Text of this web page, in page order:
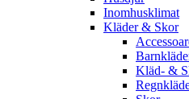
Inomhusklimat
Kläder & Skor
Kläd- &